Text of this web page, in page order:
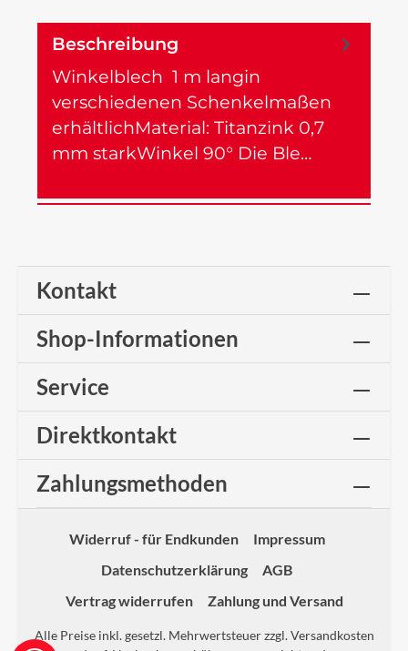
Beschreibung
Winkelblech 1 m langin
verschiedenen Schenkelmaßen
erhältlichMaterial: Titanzink 0,7
mm starkWinkel 90° Die Ble…
Kontakt
Shop-Informationen
Service
Direktkontakt
Zahlungsmethoden
Widerruf - für Endkunden
Impressum
Datenschutzerklärung
AGB
Vertrag widerrufen
Zahlung und Versand
Alle Preise inkl. gesetzl. Mehrwertsteuer zzgl.Versandkosten